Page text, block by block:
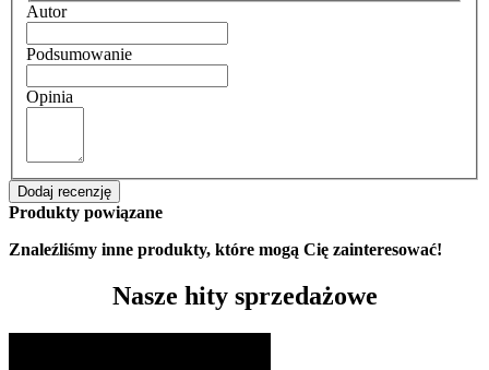
Autor
Podsumowanie
Opinia
Dodaj recenzję
Produkty powiązane
Znaleźliśmy inne produkty, które mogą Cię zainteresować!
Nasze hity sprzedażowe